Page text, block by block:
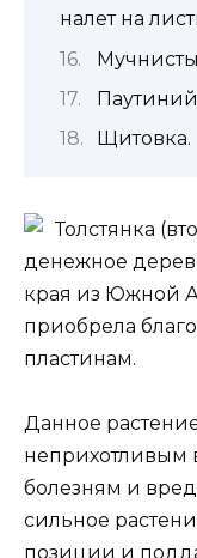
налет на
Щитовка.
Толстянка
денежное
края из Южной
приобрела
пластинам.
Данное
неприхотливым
болезням и
сильное
позиции и